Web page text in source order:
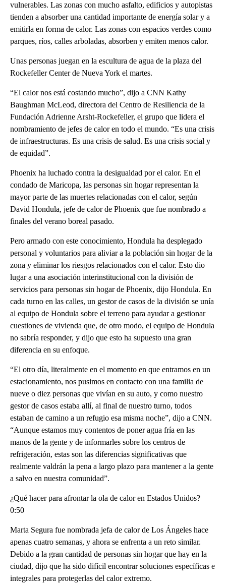
vulnerables. Las zonas con mucho asfalto, edificios y autopistas
tienden a absorber una cantidad importante de energía solar y a
emitirla en forma de calor. Las zonas con espacios verdes como
parques, ríos, calles arboladas, absorben y emiten menos calor.
Unas personas juegan en la escultura de agua de la plaza del
Rockefeller Center de Nueva York el martes.
“El calor nos está costando mucho”, dijo a CNN Kathy
Baughman McLeod, directora del Centro de Resiliencia de la
Fundación Adrienne Arsht-Rockefeller, el grupo que lidera el
nombramiento de jefes de calor en todo el mundo. “Es una crisis
de infraestructuras. Es una crisis de salud. Es una crisis social y
de equidad”.
Phoenix ha luchado contra la desigualdad por el calor. En el
condado de Maricopa, las personas sin hogar representan la
mayor parte de las muertes relacionadas con el calor, según
David Hondula, jefe de calor de Phoenix que fue nombrado a
finales del verano boreal pasado.
Pero armado con este conocimiento, Hondula ha desplegado
personal y voluntarios para aliviar a la población sin hogar de la
zona y eliminar los riesgos relacionados con el calor. Esto dio
lugar a una asociación interinstitucional con la división de
servicios para personas sin hogar de Phoenix, dijo Hondula. En
cada turno en las calles, un gestor de casos de la división se unía
al equipo de Hondula sobre el terreno para ayudar a gestionar
cuestiones de vivienda que, de otro modo, el equipo de Hondula
no sabría responder, y dijo que esto ha supuesto una gran
diferencia en su enfoque.
“El otro día, literalmente en el momento en que entramos en un
estacionamiento, nos pusimos en contacto con una familia de
nueve o diez personas que vivían en su auto, y como nuestro
gestor de casos estaba allí, al final de nuestro turno, todos
estaban de camino a un refugio esa misma noche”, dijo a CNN.
“Aunque estamos muy contentos de poner agua fría en las
manos de la gente y de informarles sobre los centros de
refrigeración, estas son las diferencias significativas que
realmente valdrán la pena a largo plazo para mantener a la gente
a salvo en nuestra comunidad”.
¿Qué hacer para afrontar la ola de calor en Estados Unidos?
0:50
Marta Segura fue nombrada jefa de calor de Los Ángeles hace
apenas cuatro semanas, y ahora se enfrenta a un reto similar.
Debido a la gran cantidad de personas sin hogar que hay en la
ciudad, dijo que ha sido difícil encontrar soluciones específicas e
integrales para protegerlas del calor extremo.